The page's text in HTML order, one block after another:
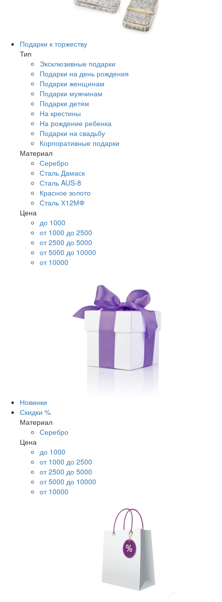
Подарки к торжеству
Тип
Эксклюзивные подарки
Подарки на день рождения
Подарки женщинам
Подарки мужчинам
Подарки детям
На крестины
На рождение ребенка
Подарки на свадьбу
Корпоративные подарки
Материал
Серебро
Сталь Дамаск
Сталь AUS-8
Красное золото
Сталь Х12МФ
Цена
до 1000
от 1000 до 2500
от 2500 до 5000
от 5000 до 10000
от 10000
Новинки
Скидки %
Материал
Серебро
Цена
до 1000
от 1000 до 2500
от 2500 до 5000
от 5000 до 10000
от 10000